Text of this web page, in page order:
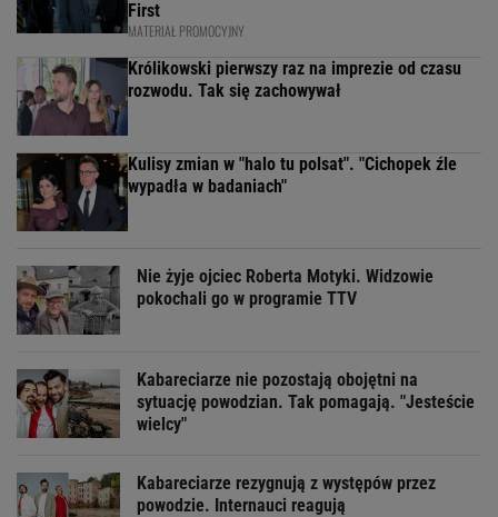
First
MATERIAŁ PROMOCYJNY
Królikowski pierwszy raz na imprezie od czasu
rozwodu. Tak się zachowywał
Kulisy zmian w "halo tu polsat". "Cichopek źle
wypadła w badaniach"
Nie żyje ojciec Roberta Motyki. Widzowie
pokochali go w programie TTV
Kabareciarze nie pozostają obojętni na
sytuację powodzian. Tak pomagają. "Jesteście
wielcy"
Kabareciarze rezygnują z występów przez
powodzie. Internauci reagują